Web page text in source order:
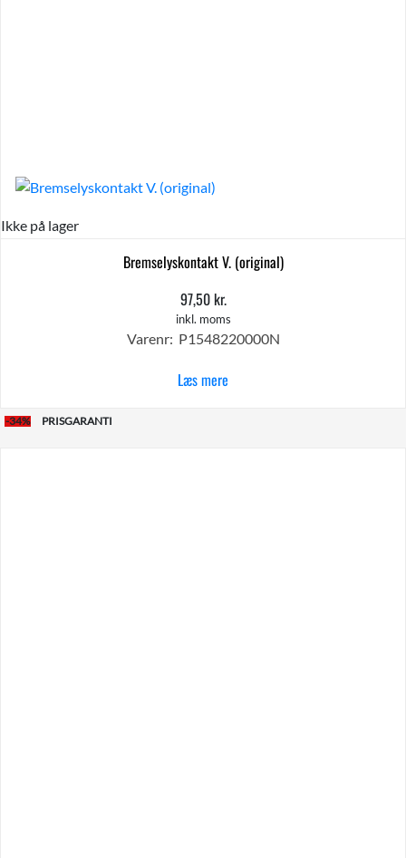
Ikke på lager
Bremselyskontakt V. (original)
97,50kr.
inkl. moms
Varenr: P1548220000N
Læs mere
-34% PRISGARANTI